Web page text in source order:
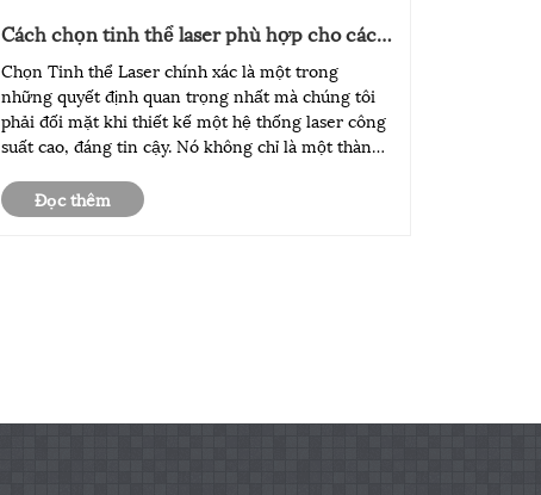
Cách chọn tinh thể laser phù hợp cho các
Chọn Tinh thể Laser chính xác là một trong
những quyết định quan trọng nhất mà chúng tôi
phải đối mặt khi thiết kế một hệ thống laser công
suất cao, đáng tin cậy. Nó không chỉ là một thành
hiệu suất, độ ổn định đầu ra và hiệu suất lâu dài.
Đọc thêm